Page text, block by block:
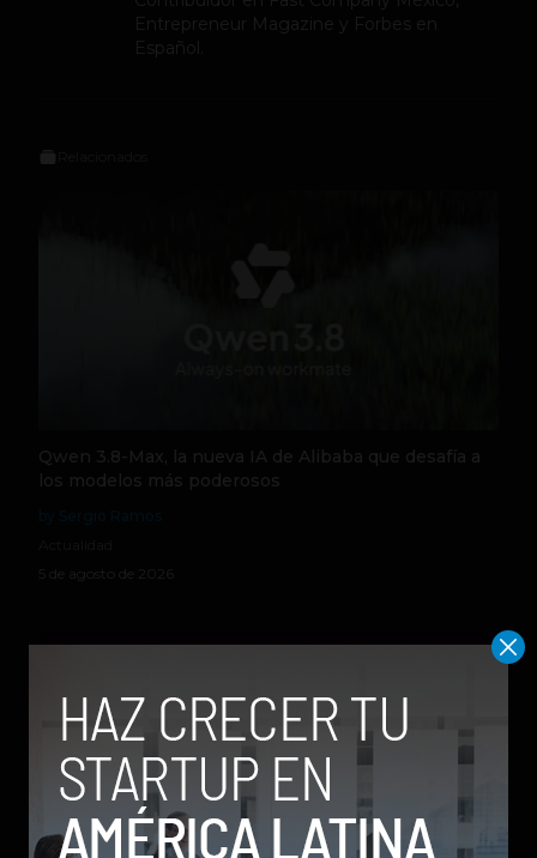
Entrepreneur Magazine y Forbes en
Español.
Qwen 3.8-Max, la nueva IA de Alibaba que desafía a
los modelos más poderosos
5 de agosto de 2026